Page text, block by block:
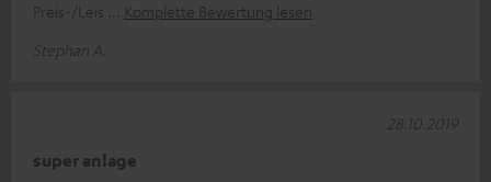
Preis-/Leis
Komplette Bewertung lesen
Stephan A.
super anlage
28.10.2019